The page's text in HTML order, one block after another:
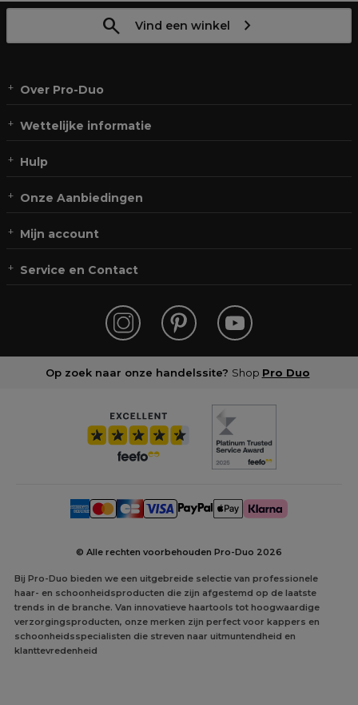
Vind een winkel
Over Pro-Duo
Wettelijke informatie
Hulp
Onze Aanbiedingen
Mijn account
Service en Contact
Op zoek naar onze handelssite? Shop Pro Duo
© Alle rechten voorbehouden Pro-Duo 2026
Bij Pro-Duo bieden we een uitgebreide selectie van professionele
haar- en schoonheidsproducten die zijn afgestemd op de laatste
trends in de branche. Van innovatieve haartools tot hoogwaardige
verzorgingsproducten, onze merken zijn perfect voor kappers en
schoonheidsspecialisten die streven naar uitmuntendheid en
klanttevredenheid